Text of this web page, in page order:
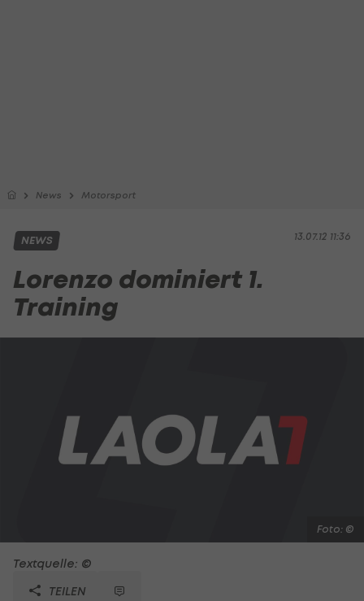
News Motorsport
13.07.12 11:36
NEWS
Lorenzo dominiert 1.
Training
Foto: ©
Textquelle: ©
TEILEN